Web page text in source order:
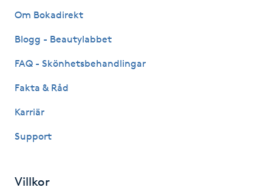
Hyperhidros
Hypnos
Hårbottenbehandling
Om Bokadirekt
Blogg - Beautylabbet
FAQ - Skönhetsbehandlingar
Fakta & Råd
Karriär
Support
Villkor